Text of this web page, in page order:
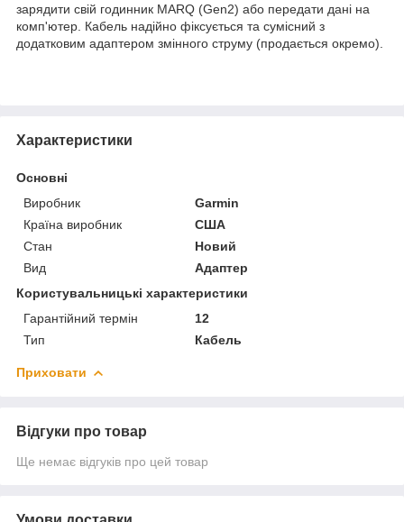
зарядити свій годинник MARQ (Gen2) або передати дані на
комп'ютер. Кабель надійно фіксується та сумісний з
додатковим адаптером змінного струму (продається окремо).
Характеристики
Основні
Виробник
Garmin
Країна виробник
США
Стан
Новий
Вид
Адаптер
Користувальницькі характеристики
Гарантійний термін
12
Тип
Кабель
Приховати
Відгуки про товар
Ще немає відгуків про цей товар